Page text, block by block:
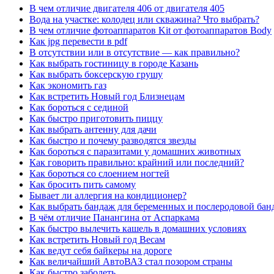
В чем отличие двигателя 406 от двигателя 405
Вода на участке: колодец или скважина? Что выбрать?
В чем отличие фотоаппаратов Kit от фотоаппаратов Body
Как jpg перевести в pdf
В отсутствии или в отсутствие — как правильно?
Как выбрать гостиницу в городе Казань
Как выбрать боксерскую грушу
Как экономить газ
Как встретить Новый год Близнецам
Как бороться с сединой
Как быстро приготовить пиццу
Как выбрать антенну для дачи
Как быстро и почему разводятся звезды
Как бороться с паразитами у домашних животных
Как говорить правильно: крайний или последний?
Как бороться со слоением ногтей
Как бросить пить самому
Бывает ли аллергия на кондиционер?
Как выбрать бандаж для беременных и послеродовой
В чём отличие Панангина от Аспаркама
Как быстро вылечить кашель в домашних условиях
Как встретить Новый год Весам
Как ведут себя байкеры на дороге
Как величайший АвтоВАЗ стал позором страны